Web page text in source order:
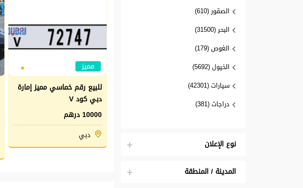
الصقور (610)
البحر (31500)
الغوص (179)
الخيول (5692)
سيارات (42301)
دراجات (381)
نوع الإعلان
المدينة / المنطقة
مميز
للبيع رقم خماسي مميز إمارة
دبي كود V
10000 درهم
دبي